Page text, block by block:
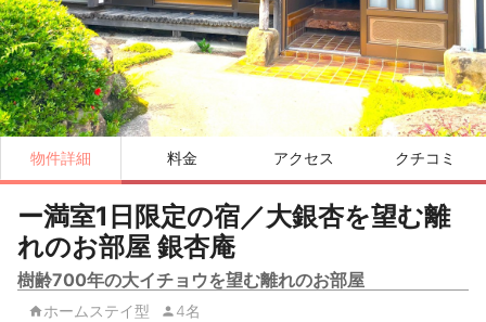
物件詳細 料金 アクセス クチコミ
ー満室1日限定の宿／大銀杏を望む離
れのお部屋 銀杏庵
樹齢700年の大イチョウを望む離れのお部屋
ホームステイ型 4名